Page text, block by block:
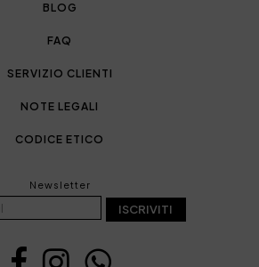
BLOG
FAQ
SERVIZIO CLIENTI
NOTE LEGALI
CODICE ETICO
Newsletter
ISCRIVITI